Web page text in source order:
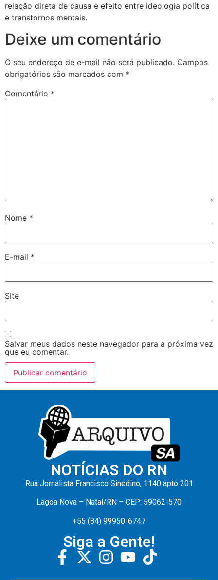
relação direta de causa e efeito entre ideologia política
e transtornos mentais.
Deixe um comentário
O seu endereço de e-mail não será publicado. Campos
obrigatórios são marcados com *
Comentário *
Nome *
E-mail *
Site
Salvar meus dados neste navegador para a próxima vez
que eu comentar.
NOTÍCIAS DO RN
Rua Jornalista Francisco Sinedino, 1140 apto 201
Lagoa Nova – Natal/RN – CEP: 59062-570
+55 (84) 99950-6747
Siga a Gente!